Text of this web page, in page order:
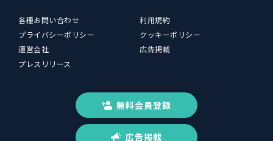
各種お問い合わせ
利用規約
プライバシーポリシー
クッキーポリシー
運営会社
広告掲載
プレスリリース
無料会員登録
広告掲載